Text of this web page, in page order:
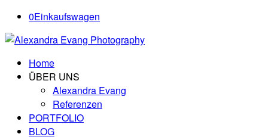
0Einkaufswagen
Home
ÜBER UNS
Alexandra Evang
Referenzen
PORTFOLIO
BLOG